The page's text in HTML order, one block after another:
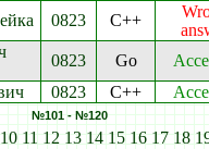
0823 C++
0823 Go
0823 C++
№101 - №120
10 11 12 13 14 15 16 17 18